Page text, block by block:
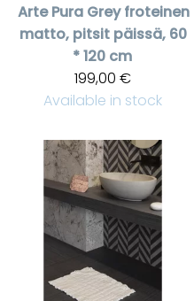
Arte Pura Grey froteinen
matto, pitsit päissä, 60
* 120 cm
199,00 €
Available in stock